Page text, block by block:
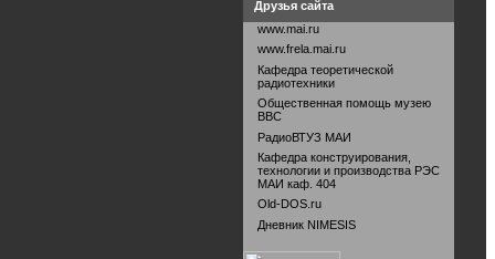
Друзья сайта
www.mai.ru
www.frela.mai.ru
Кафедра теоретической
радиотехники
Общественная помощь музею
ВВС
РадиоВТУЗ МАИ
Кафедра конструирования,
технологии и производства РЭС
МАИ каф. 404
Old-DOS.ru
Дневник NIMESIS